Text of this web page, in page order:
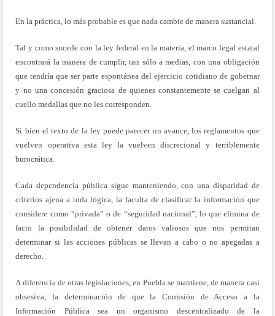
En la práctica, lo más probable es que nada cambie de manera sustancial.
Tal y como sucede con la ley federal en la materia, el marco legal estatal
encontrará la manera de cumplir, tan sólo a medias, con una obligación
que tendría que ser parte espontánea del ejercicio cotidiano de gobernar
y no una concesión graciosa de quienes constantemente se cuelgan al
cuello medallas que no les corresponden.
Si bien el texto de la ley puede parecer un avance, los reglamentos que
vuelven operativa esta ley la vuelven discrecional y terriblemente
burocrática.
Cada dependencia pública sigue manteniendo, con una disparidad de
criterios ajena a toda lógica, la faculta de clasificar la información que
considere como “privada” o de “seguridad nacional”, lo que elimina de
facto la posibilidad de obtener datos valiosos que nos permitan
determinar si las acciones públicas se llevan a cabo o no apegadas a
derecho.
A diferencia de otras legislaciones, en Puebla se mantiene, de manera casi
obsesiva, la determinación de que la Comisión de Acceso a la
Información Pública sea un organismo descentralizado de la